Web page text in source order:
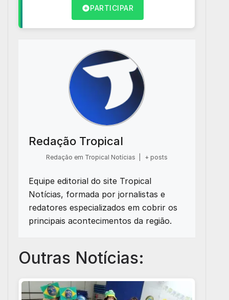
PARTICIPAR
Redação Tropical
Redação em Tropical Notícias + posts
Equipe editorial do site Tropical
Notícias, formada por jornalistas e
redatores especializados em cobrir os
principais acontecimentos da região.
Outras Notícias: